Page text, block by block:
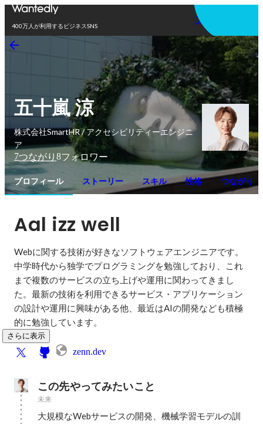
400万人が利用するビジネスSNS
アプリを使う
五十嵐 涼
株式会社SmartHR / アクセシビリティーエンジニ
ア
7つながり 8フォロワー
プロフィール ストーリー スキル 性格 つながり
Aal izz well
Webに関する技術が好きなソフトウェアエンジニアです。
中学時代から独学でプログラミングを勉強しており、これ
まで複数のサービスの立ち上げや運用に関わってきまし
た。最新の技術を利用できるサービス・アプリケーション
の設計や運用に興味がある他、最近はAIの開発なども積極
的に勉強しています。
さらに表示
zenn.dev
この先やってみたいこと
未来
大規模なWebサービスの開発、機械学習モデルの訓